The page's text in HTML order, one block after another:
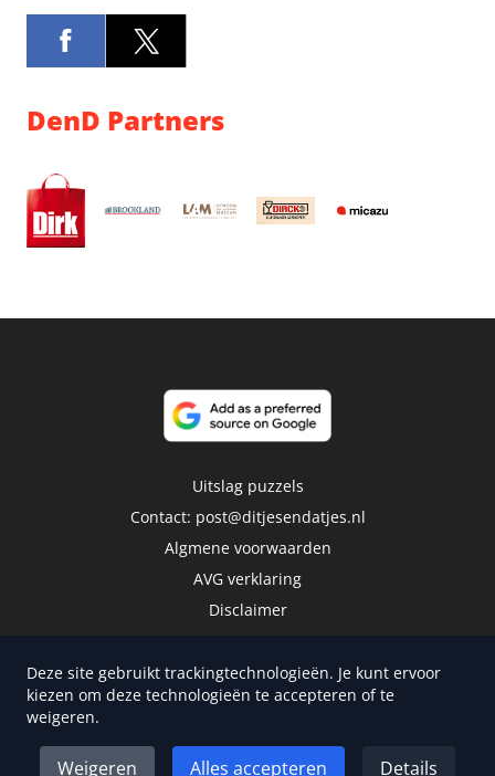
DenD Partners
Uitslag puzzels
Contact: post@ditjesendatjes.nl
Algmene voorwaarden
AVG verklaring
Disclaimer
Deze site gebruikt trackingtechnologieën. Je kunt ervoor
kiezen om deze technologieën te accepteren of te
weigeren.
Weigeren Alles accepteren Details